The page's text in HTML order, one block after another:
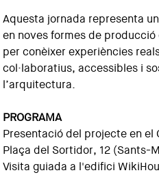
Aquesta jornada representa
en noves formes de
per conèixer experiències
col·laboratius, accessibles i
l’arquitectura.
PROGRAMA
Presentació del projecte en el
Plaça del Sortidor, 12 (Sants-
Visita guiada a l'edifici